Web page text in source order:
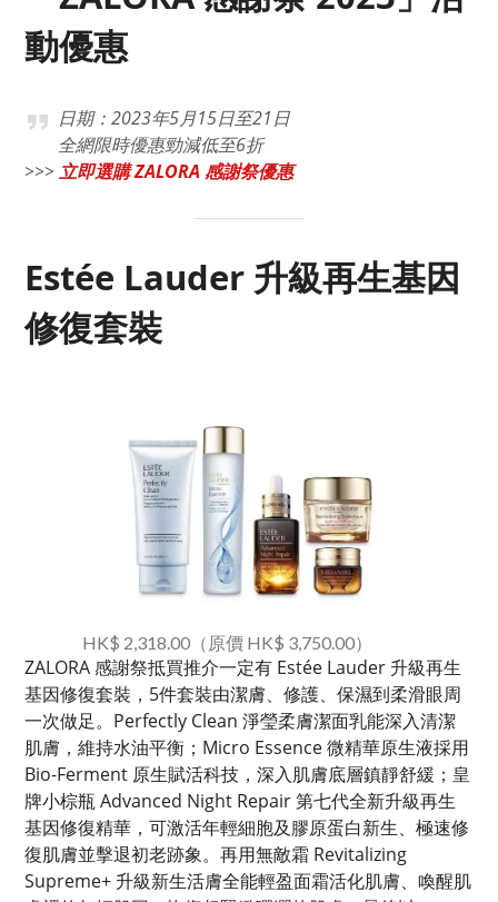
動優惠
日期：2023年5月15日至21日
全網限時優惠勁減低至6折
>>>立即選購 ZALORA 感謝祭優惠
Estée Lauder 升級再生基因
修復套裝
HK$ 2,318.00（原價 HK$ 3,750.00）
ZALORA 感謝祭抵買推介一定有 Estée Lauder 升級再生
基因修復套裝，5件套裝由潔膚、修護、保濕到柔滑眼周
一次做足。Perfectly Clean 淨瑩柔膚潔面乳能深入清潔
肌膚，維持水油平衡；Micro Essence 微精華原生液採用
Bio-Ferment 原生賦活科技，深入肌膚底層鎮靜舒緩；皇
牌小棕瓶 Advanced Night Repair 第七代全新升級再生
基因修復精華，可激活年輕細胞及膠原蛋白新生、極速修
復肌膚並擊退初老跡象。再用無敵霜 Revitalizing
Supreme+ 升級新生活膚全能輕盈面霜活化肌膚、喚醒肌